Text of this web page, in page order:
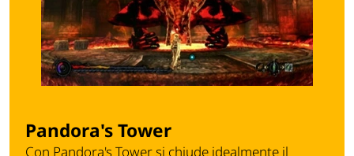
Pandora's Tower
Con Pandora's Tower si chiude idealmente il